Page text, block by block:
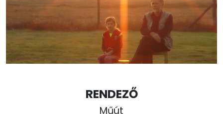
RENDEZŐ
Műút